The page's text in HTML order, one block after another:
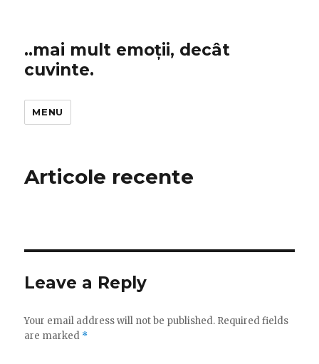
..mai mult emoții, decât
cuvinte.
MENU
Articole recente
Leave a Reply
Your email address will not be published. Required fields
are marked *